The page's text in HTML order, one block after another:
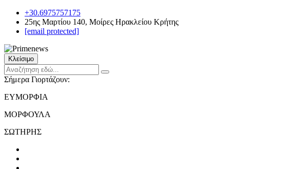
+30.6975757175
25ης Μαρτίου 140, Μοίρες Ηρακλείου Κρήτης
[email protected]
Κλείσιμο
Σήμερα Γιορτάζουν:
ΕΥΜΟΡΦΙΑ
ΜΟΡΦΟΥΛΑ
ΣΩΤΗΡΗΣ